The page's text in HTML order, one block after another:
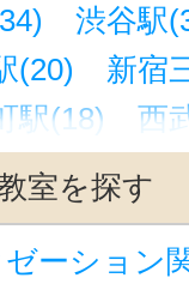
渋谷駅
(20)
新宿
駅(18)
西
中目黒駅(16)
駅(14)
秋
駅(13)
原
室を探す
ゼーション